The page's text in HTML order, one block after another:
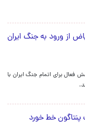
از ورود به جنگ ایران
فعال برای اتمام جنگ ایران با
پنتاگون خط خورد